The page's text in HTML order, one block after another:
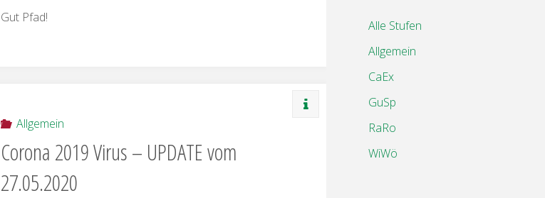
Gut Pfad!
Allgemein
Corona 2019 Virus – UPDATE vom
27.05.2020
Alle Stufen
Allgemein
CaEx
GuSp
RaRo
WiWö